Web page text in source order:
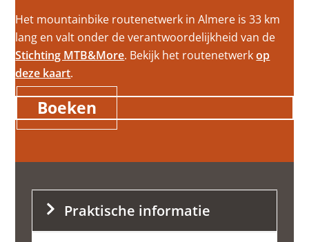
Het mountainbike routenetwerk in Almere is 33 km
lang en valt onder de verantwoordelijkheid van de
Stichting MTB&More. Bekijk het routenetwerkop
deze kaart.
Boeken
Praktische informatie